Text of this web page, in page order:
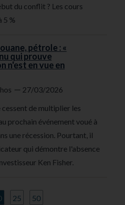
du conflit ? Les cours
5 %
pétrole : «
qui prouve
n'est en vue en
— 27/03/2026
de multiplier les
prochain événement voué à
une récession. Pourtant, il
qui démontre l'absence
Ken Fisher.
25 50